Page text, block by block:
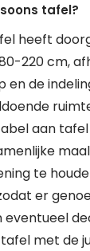
tafel?
heeft
220 cm,
de
aan
te
er
eventueel
met de